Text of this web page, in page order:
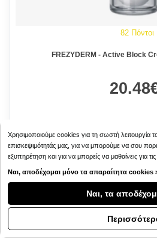
82 Πόντοι
FREZYDERM - Active Block
Χρησιμοποιούμε cookies για τη σωστή λειτουργία
επισκεψιμότητάς μας, για να μπορούμε να σου
εξυπηρέτηση και για να μπορείς να μαθαίνεις για
Ναι, αποδέχομαι μόνο τα απαραίτητα cookies
Ναι, τα